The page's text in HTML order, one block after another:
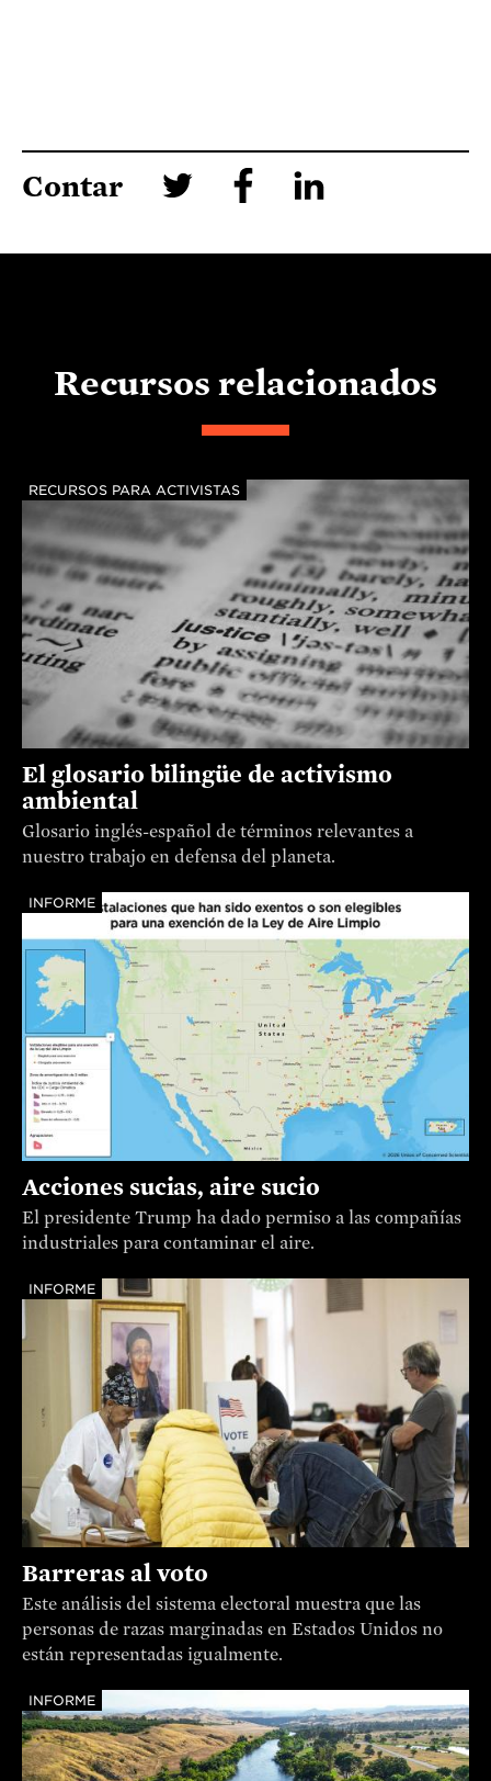
Contar
Recursos relacionados
RECURSOS PARA ACTIVISTAS
El glosario bilingüe de activismo
ambiental
Glosario inglés-español de términos relevantes a
nuestro trabajo en defensa del planeta.
INFORME
Acciones sucias, aire sucio
El presidente Trump ha dado permiso a las compañías
industriales para contaminar el aire.
INFORME
Barreras al voto
Este análisis del sistema electoral muestra que las
personas de razas marginadas en Estados Unidos no
están representadas igualmente.
INFORME